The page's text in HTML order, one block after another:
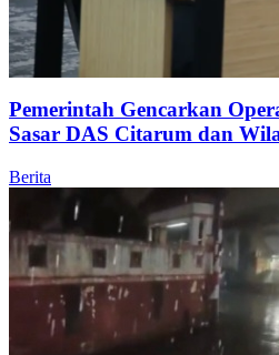
Pemerintah Gencarkan
Sasar DAS Citarum dan
Berita